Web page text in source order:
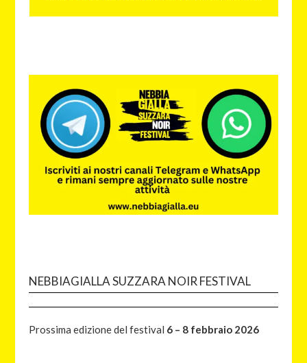
NEBBIAGIALLA SUZZARA NOIR FESTIVAL
Prossima edizione del festival 6 – 8 febbraio 2026